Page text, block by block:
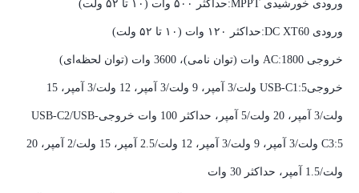
ورودی خورشیدی MPPT:حداکثر ۵۰۰ وات (۱۰ تا ۵۲ ولت)
ورودی DC XT60:حداکثر ۱۲۰ وات (۱۰ تا ۵۲ ولت)
خروجی AC:1800 وات (توان نامی)، 3600 وات (توان لحظه‌ای)
خروجیUSB-C1:5 ولت/3 آمپر، 9 ولت/3 آمپر، 12 ولت/3 آمپر، 15
ولت/3 آمپر، 20 ولت/5 آمپر، حداکثر 100 وات خروجیUSB-C2/USB-
C3:5 ولت/3 آمپر، 9 ولت/3 آمپر، 12 ولت/2.5 آمپر، 15 ولت/2 آمپر، 20
ولت/1.5 آمپر، حداکثر 30 وات